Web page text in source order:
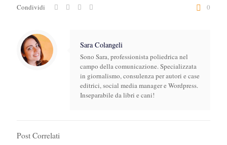
Condividi 0
Sara Colangeli
Sono Sara, professionista poliedrica nel
campo della comunicazione. Specializzata
in giornalismo, consulenza per autori e case
editrici, social media manager e Wordpress.
Inseparabile da libri e cani!
Post Correlati